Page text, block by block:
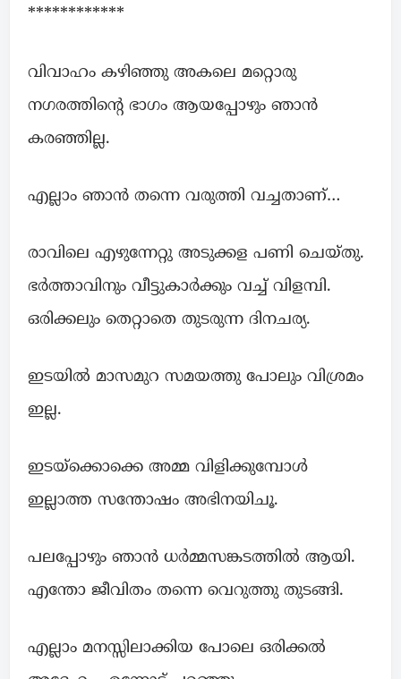
************
വിവാഹം കഴിഞ്ഞു അകലെ മറ്റൊരു
നഗരത്തിൻ്റെ ഭാഗം ആയപ്പോഴും ഞാൻ
കരഞ്ഞില്ല.
എല്ലാം ഞാൻ തന്നെ വരുത്തി വച്ചതാണ്…
രാവിലെ എഴുന്നേറ്റു അടുക്കള പണി ചെയ്തു.
ഭർത്താവിനും വീട്ടുകാർക്കും വച്ച് വിളമ്പി.
ഒരിക്കലും തെറ്റാതെ തുടരുന്ന ദിനചര്യ.
ഇടയിൽ മാസമുറ സമയത്തു പോലും വിശ്രമം
ഇല്ല.
ഇടയ്ക്കൊക്കെ അമ്മ വിളിക്കുമ്പോൾ
ഇല്ലാത്ത സന്തോഷം അഭിനയിചൂ.
പലപ്പോഴും ഞാൻ ധർമ്മസങ്കടത്തിൽ ആയി.
എന്തോ ജീവിതം തന്നെ വെറുത്തു തുടങ്ങി.
എല്ലാം മനസ്സിലാക്കിയ പോലെ ഒരിക്കൽ